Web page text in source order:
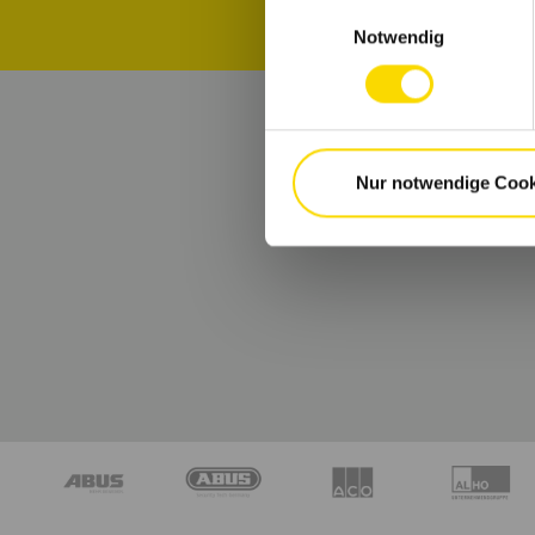
Notwendig
Nur notwendige